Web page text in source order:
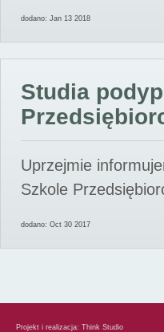
dodano: Jan 13 2018
Studia
Uprzejmie
Szkole
dodano: Oct 30 2017
Projekt i realizacja: Think Studio